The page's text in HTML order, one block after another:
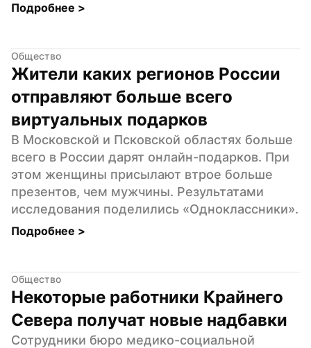
Подробнее >
Общество
Жители каких регионов России
отправляют больше всего
виртуальных подарков
В Московской и Псковской областях больше
всего в России дарят онлайн-подарков. При
этом женщины присылают втрое больше
презентов, чем мужчины. Результатами
исследования поделились «Одноклассники».
Подробнее >
Общество
Некоторые работники Крайнего
Севера получат новые надбавки
Сотрудники бюро медико-социальной